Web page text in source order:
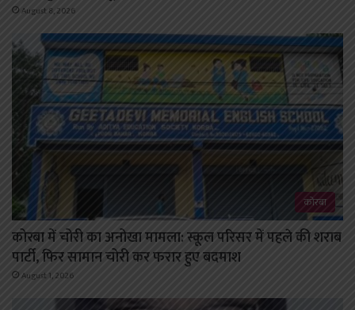
August 8, 2026
कोरबा
कोरबा में चोरी का अनोखा मामला: स्कूल परिसर में पहले की शराब
पार्टी, फिर सामान चोरी कर फरार हुए बदमाश
August 1, 2026